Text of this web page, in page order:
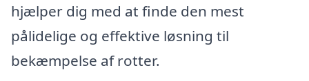
hjælper dig med at finde den mest
pålidelige og effektive løsning til
bekæmpelse af rotter.